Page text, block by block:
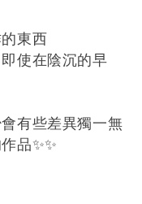
東西
使在陰沉的早
有些差異獨一無
品✨✨